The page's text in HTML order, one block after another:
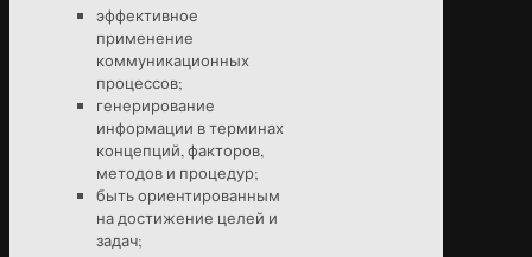
эффективное
применение
коммуникационных
процессов;
генерирование
информации в терминах
концепций, факторов,
методов и процедур;
быть ориентированным
на достижение целей и
задач;